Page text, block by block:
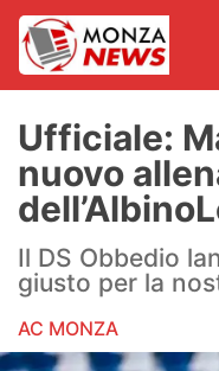
News
AC Monza
Calcio
Motori
Ufficiale:
nuovo
Il DS Obbedio
giusto per la
AC MONZA